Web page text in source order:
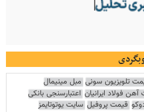
تلویزیون سونی مبل مینیمال
فولاد ایرانیان اعتبارسنجی بانکی
قیمت پروفیل سایت یوتوتایمز